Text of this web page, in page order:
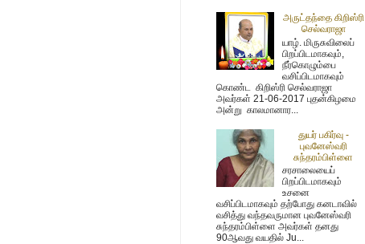
அருட்தந்தை கிறிஸ்ரி
செல்வராஜா
யாழ். மிருசுவிலைப்
பிறப்பிடமாகவும்,
நீர்கொழும்பை
வசிப்பிடமாகவும்
கொண்ட கிறிஸ்ரி செல்வராஜா
அவர்கள் 21-06-2017 புதன்கிழமை
அன்று காலமானார...
துயர் பகிர்வு -
புவனேஸ்வரி
சுந்தரம்பிள்ளை
சரசாலையைப்
பிறப்பிடமாகவும்
உசனை
வசிப்பிடமாகவும் தற்போது கனடாவில்
வசித்து வந்தவருமான புவனேஸ்வரி
சுந்தரம்பிள்ளை அவர்கள் தனது
90ஆவது வயதில் Ju...